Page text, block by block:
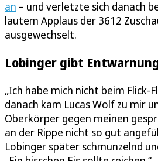
an – und verletzte sich danach
lautem Applaus der 3612
ausgewechselt.
Lobinger gibt
„Ich habe mich nicht beim Flick-
danach kam Lucas Wolf zu mir
Oberkörper gegen meinen
an der Rippe nicht so gut
Lobinger später schmunzelnd